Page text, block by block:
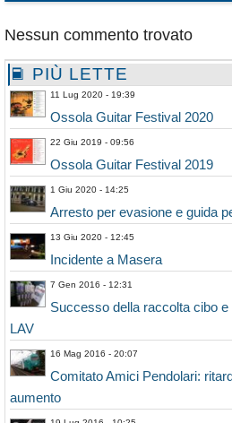
Nessun commento trovato
PIÙ LETTE
11 Lug 2020 - 19:39
Ossola Guitar Festival 2020
22 Giu 2019 - 09:56
Ossola Guitar Festival 2019
1 Giu 2020 - 14:25
Arresto per evasione e guida
13 Giu 2020 - 12:45
Incidente a Masera
7 Gen 2016 - 12:31
Successo della raccolta cibo
LAV
16 Mag 2016 - 20:07
Comitato Amici Pendolari:
aumento